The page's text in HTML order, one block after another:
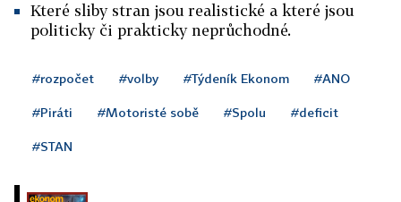
Které sliby stran jsou realistické a které jsou
politicky či prakticky neprůchodné.
#rozpočet #volby #Týdeník Ekonom #ANO
#Piráti #Motoristé sobě #Spolu #deficit
#STAN